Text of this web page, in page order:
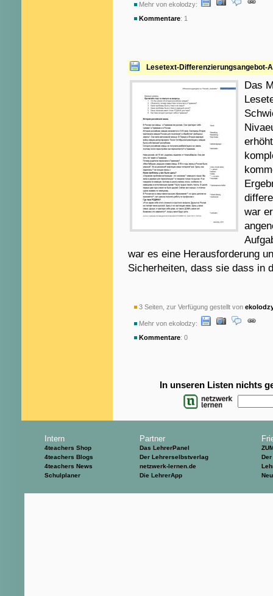
Mehr von ekolodzy:
Kommentare: 1
Lesetext-Differenzierungsangebot-
Das
war
war es eine Herausforderung
Sicherheiten, dass sie dass in
3 Seiten, zur Verfügung gestellt von
Mehr von ekolodzy:
Kommentare: 0
In unseren Listen nichts
Intern
4teachers Shop
4teachers Blogs
4teachers News
Schulplaner
Partner
Das LehrerPanel
Der Lehrerselbstverlag
netzwerk-lernen.de
Die LehrerApp